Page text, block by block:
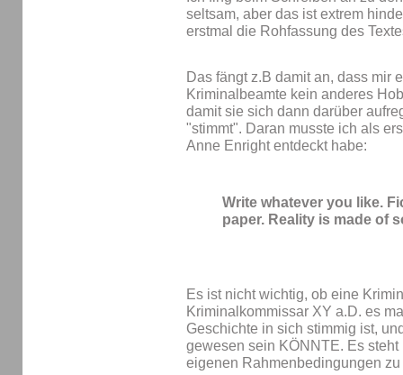
seltsam, aber das ist extrem
erstmal die Rohfassung des
Das fängt z.B damit an, dass mir
Kriminalbeamte kein anderes
damit sie sich dann darüber
"stimmt". Daran musste ich als
Anne Enright entdeckt habe:
Write whatever you like.
paper. Reality is made of
Es ist nicht wichtig, ob eine
Kriminalkommissar XY a.D. es
Geschichte in sich stimmig ist,
gewesen sein KÖNNTE. Es
eigenen Rahmenbedingungen zu